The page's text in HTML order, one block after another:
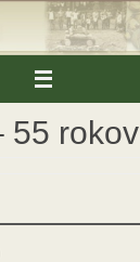
55 rokov